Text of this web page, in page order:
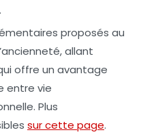
proposés au
allant
offre un avantage
entre vie
Plus
sur cette page.